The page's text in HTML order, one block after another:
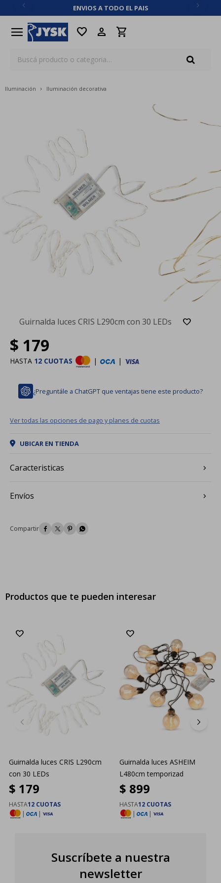
ENVIOS A TODO EL PAIS
menu favorite
Iluminación Iluminación decorativa
Guirnalda luces CRIS L290cm con 30 LEDs
$ 179
HASTA 12 CUOTAS | |
¿Preguntále a ChatGPT que ventajas tiene este producto?
Ver todas las opciones de pago y planes de cuotas
UBICAR EN TIENDA
Caracteristicas
Envíos
   
Productos que te pueden interesar
Guirnalda luces CRIS L290cm
con 30 LEDs
$ 179
HASTA12 CUOTAS
|
|
Guirnalda luces ASHEIM
L480cm temporizad
$ 899
HASTA12 CUOTAS
|
|
Suscríbete a nuestra
newsletter
close